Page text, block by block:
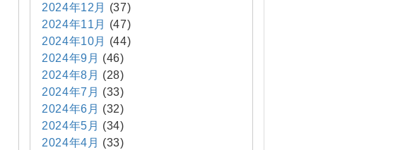
2024年12月
(37)
2024年11月
(47)
2024年10月
(44)
2024年9月 (46)
2024年8月 (28)
2024年7月 (33)
2024年6月 (32)
2024年5月 (34)
2024年4月 (33)